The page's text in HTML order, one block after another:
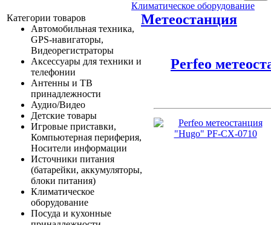
Категории товаров
Автомобильная техника,
GPS-навигаторы,
Видеорегистраторы
Аксессуары для техники и
телефонии
Антенны и ТВ
принадлежности
Аудио/Видео
Детские товары
Игровые приставки,
Компьютерная периферия,
Носители информации
Источники питания
(батарейки, аккумуляторы,
блоки питания)
Климатическое
оборудование
Посуда и кухонные
Климатическое оборудование
Метеостанция
Perfeo